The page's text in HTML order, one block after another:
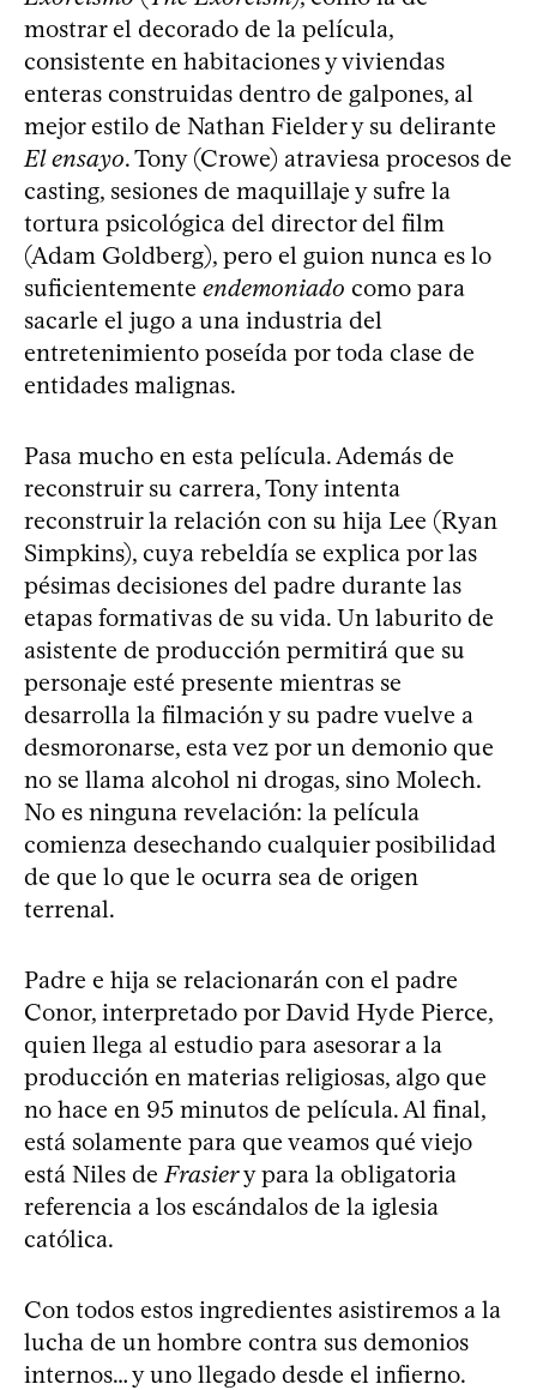
mostrar el decorado de la película,
consistente en habitaciones y viviendas
enteras construidas dentro de galpones, al
mejor estilo de Nathan Fielder y su delirante
El ensayo. Tony (Crowe) atraviesa procesos de
casting, sesiones de maquillaje y sufre la
tortura psicológica del director del film
(Adam Goldberg), pero el guion nunca es lo
suficientemente endemoniado como para
sacarle el jugo a una industria del
entretenimiento poseída por toda clase de
entidades malignas.
Pasa mucho en esta película. Además de
reconstruir su carrera, Tony intenta
reconstruir la relación con su hija Lee (Ryan
Simpkins), cuya rebeldía se explica por las
pésimas decisiones del padre durante las
etapas formativas de su vida. Un laburito de
asistente de producción permitirá que su
personaje esté presente mientras se
desarrolla la filmación y su padre vuelve a
desmoronarse, esta vez por un demonio que
no se llama alcohol ni drogas, sino Molech.
No es ninguna revelación: la película
comienza desechando cualquier posibilidad
de que lo que le ocurra sea de origen
terrenal.
Padre e hija se relacionarán con el padre
Conor, interpretado por David Hyde Pierce,
quien llega al estudio para asesorar a la
producción en materias religiosas, algo que
no hace en 95 minutos de película. Al final,
está solamente para que veamos qué viejo
está Niles de Frasiery para la obligatoria
referencia a los escándalos de la iglesia
católica.
Con todos estos ingredientes asistiremos a la
lucha de un hombre contra sus demonios
internos… y uno llegado desde el infierno.